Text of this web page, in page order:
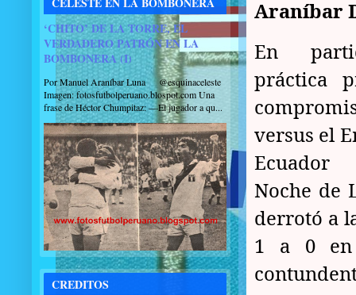
Araníbar
En
práctica
versus el
Noche de
derrotó a
1 a 0 en
‘CHITO’ DE LA TORRE, EL
VERDADERO PATRÓN EN LA
BOMBONERA (I)
Por Manuel Araníbar Luna @esquinaceleste
Imagen: fotosfutbolperuano.blospot.com Una
frase de Héctor Chumpitaz: —El jugador a qu...
CREDITOS